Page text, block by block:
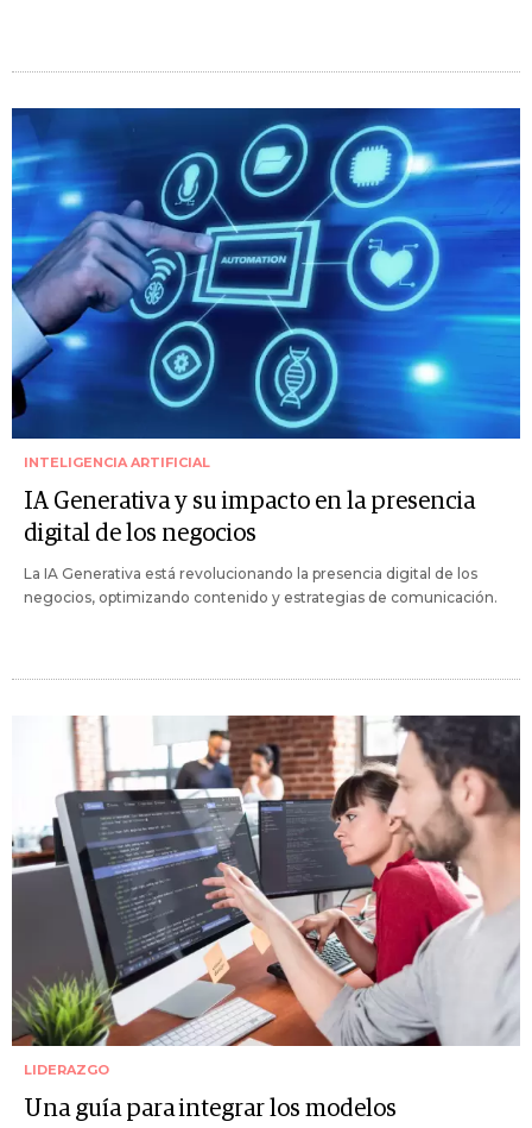
INTELIGENCIA ARTIFICIAL
IA Generativa y su impacto en la presencia
digital de los negocios
La IA Generativa está revolucionando la presencia digital de los
negocios, optimizando contenido y estrategias de comunicación.
LIDERAZGO
Una guía para integrar los modelos